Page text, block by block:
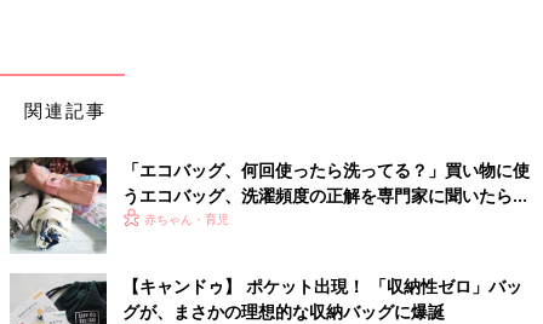
関連記事
「エコバッグ、何回使ったら洗ってる？」買い物に使
うエコバッグ、洗濯頻度の正解を専門家に聞いたら…
赤ちゃん・育児
【キャンドゥ】 ポケット出現！ 「収納性ゼロ」バッ
グが、まさかの理想的な収納バッグに爆誕